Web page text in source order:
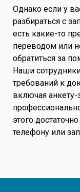
Однако если у
разбираться с
есть какие-то
переводом или
обратиться за
Наши
требований к
включая
этого
телефону или